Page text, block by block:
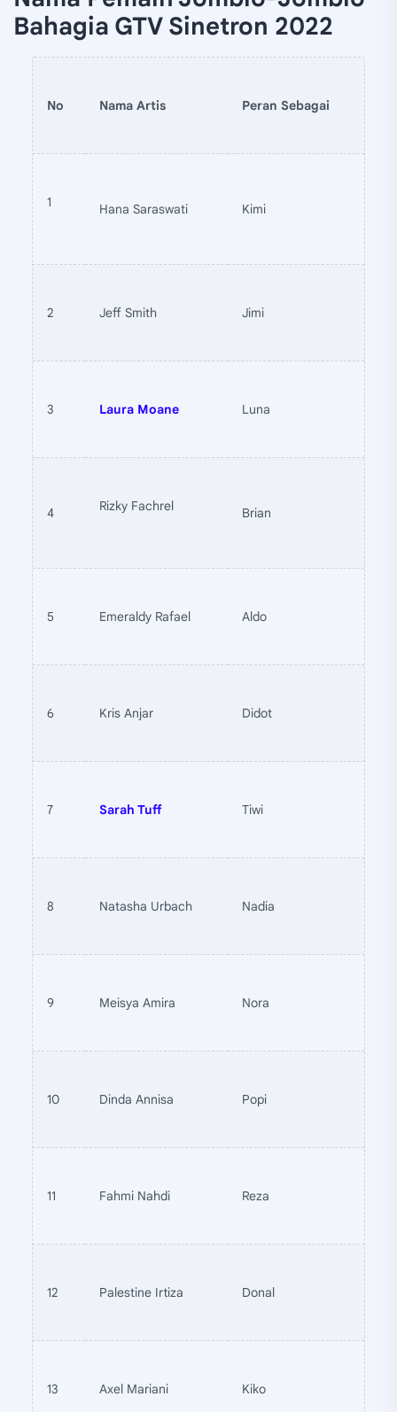
Bahagia GTV Sinetron 2022
No Nama Artis Peran Sebagai
1 Hana Saraswati Kimi
2 Jeff Smith Jimi
3 Laura Moane Luna
4 Rizky Fachrel Brian
5 Emeraldy Rafael Aldo
6 Kris Anjar Didot
7 Sarah Tuff Tiwi
8 Natasha Urbach Nadia
9 Meisya Amira Nora
10 Dinda Annisa Popi
11 Fahmi Nahdi Reza
12 Palestine Irtiza Donal
13 Axel Mariani Kiko